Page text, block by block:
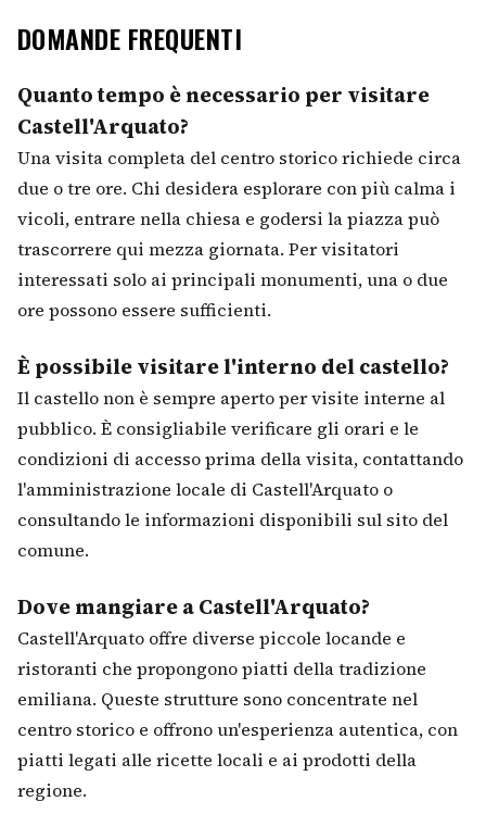
DOMANDE FREQUENTI
Quanto tempo è necessario per visitare
Castell'Arquato?
Una visita completa del centro storico richiede circa
due o tre ore. Chi desidera esplorare con più calma i
vicoli, entrare nella chiesa e godersi la piazza può
trascorrere qui mezza giornata. Per visitatori
interessati solo ai principali monumenti, una o due
ore possono essere sufficienti.
È possibile visitare l'interno del castello?
Il castello non è sempre aperto per visite interne al
pubblico. È consigliabile verificare gli orari e le
condizioni di accesso prima della visita, contattando
l'amministrazione locale di Castell'Arquato o
consultando le informazioni disponibili sul sito del
comune.
Dove mangiare a Castell'Arquato?
Castell'Arquato offre diverse piccole locande e
ristoranti che propongono piatti della tradizione
emiliana. Queste strutture sono concentrate nel
centro storico e offrono un'esperienza autentica, con
piatti legati alle ricette locali e ai prodotti della
regione.